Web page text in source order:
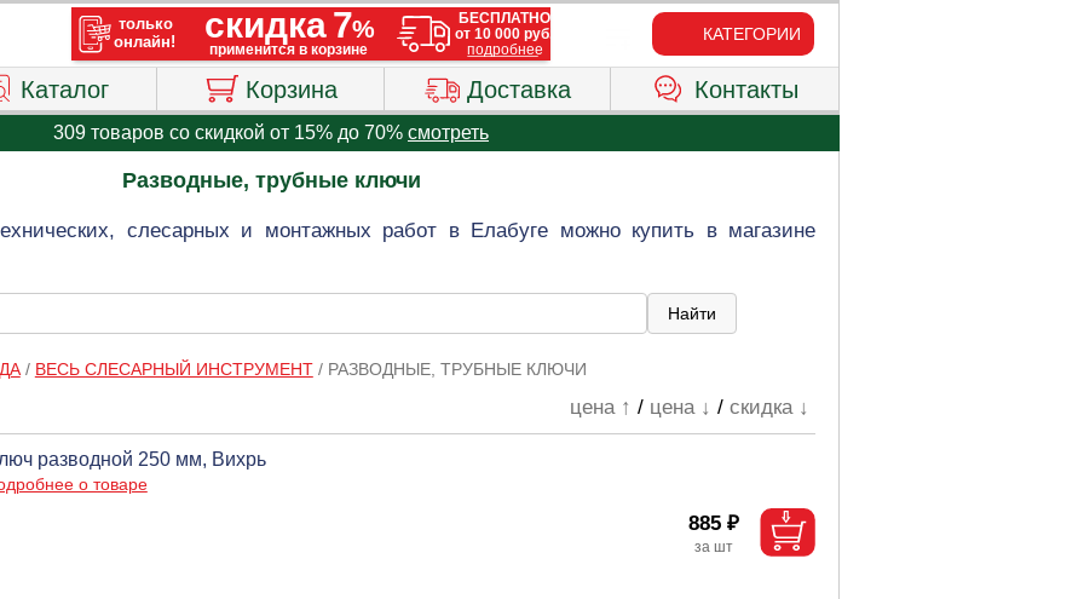
КАТЕГОРИИ
Каталог Корзина Доставка Контакты
309 товаров со скидкой от 15% до 70% смотреть
Разводные, трубные ключи
слесарных и монтажных работ в Елабуге можно купить в магазине
/ ВЕСЬ СЛЕСАРНЫЙ ИНСТРУМЕНТ/ РАЗВОДНЫЕ, ТРУБНЫЕ КЛЮЧИ
цена ↑ / цена ↓ /скидка ↓
разводной 250 мм, Вихрь
о товаре
885 ₽